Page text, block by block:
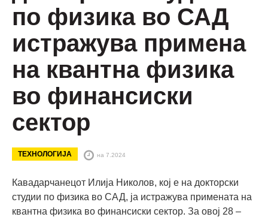
по физика во САД
истражува примена
на квантна физика
во финансиски
сектор
ТЕХНОЛОГИЈА на 7.2024
Кавадарчанецот Илија Николов, кој е на докторски
студии по физика во САД, ја истражува примената на
квантна физика во финансиски сектор. За овој 28 –